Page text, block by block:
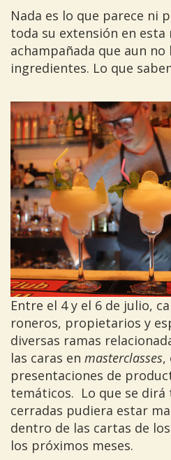
Nada es lo que parece ni
toda su extensión en esta
achampañada que aun
ingredientes. Lo que
Entre el 4 y el 6 de julio,
roneros, propietarios y
diversas ramas
las caras en masterclasses,
presentaciones de
temáticos. Lo que se dirá
cerradas pudiera estar
dentro de las cartas de
los próximos meses.